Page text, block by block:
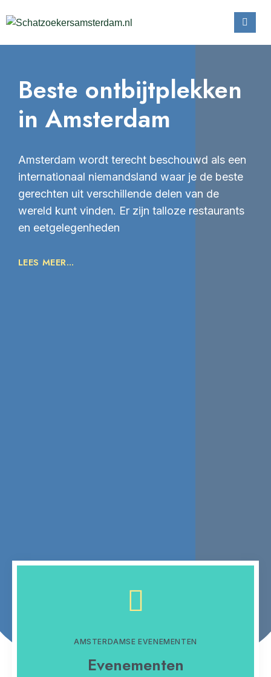
Beste ontbijtplekken
in Amsterdam
Amsterdam wordt terecht beschouwd als een
internationaal niemandsland waar je de beste
gerechten uit verschillende delen van de
wereld kunt vinden. Er zijn talloze restaurants
en eetgelegenheden
LEES MEER...
AMSTERDAMSE EVENEMENTEN
Evenementen